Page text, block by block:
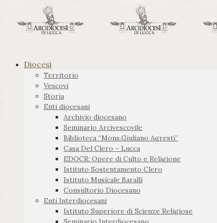
Diocesi
Territorio
Vescovi
Storia
Enti diocesani
Archivio diocesano
Seminario Arcivescovile
Biblioteca “Mons.Giuliano Agresti”
Casa Del Clero – Lucca
EDOCR: Opere di Culto e Religione
Istituto Sostentamento Clero
Istituto Musicale Baralli
Consultorio Diocesano
Enti Interdiocesani
Istituto Superiore di Scienze Religiose